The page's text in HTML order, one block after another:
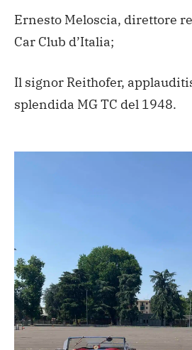
Ernesto Meloscia, direttore
Car Club d’Italia;
Il signor Reithofer,
splendida MG TC del 1948.